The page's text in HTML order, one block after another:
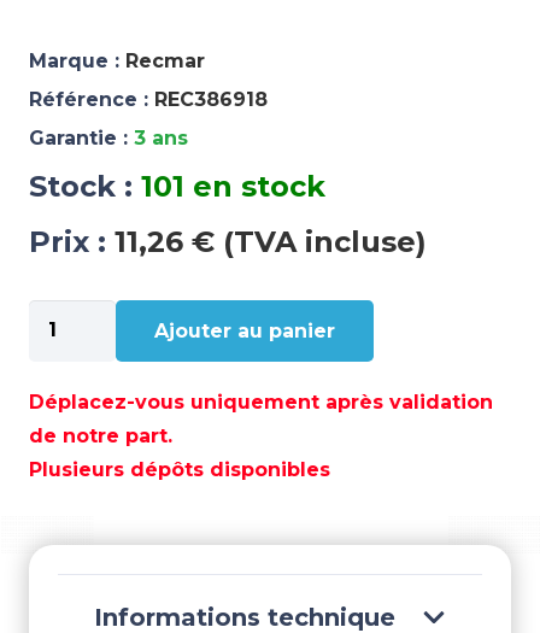
Marque : Recmar
Référence : REC386918
Garantie : 3 ans
Stock : 101 en stock
Prix : 11,26 € (TVA incluse)
quantité
de
SEGMENTS
-
REC386918
Ajouter au panier
Déplacez-vous uniquement après validation
de notre part.
Plusieurs dépôts disponibles
Informations technique